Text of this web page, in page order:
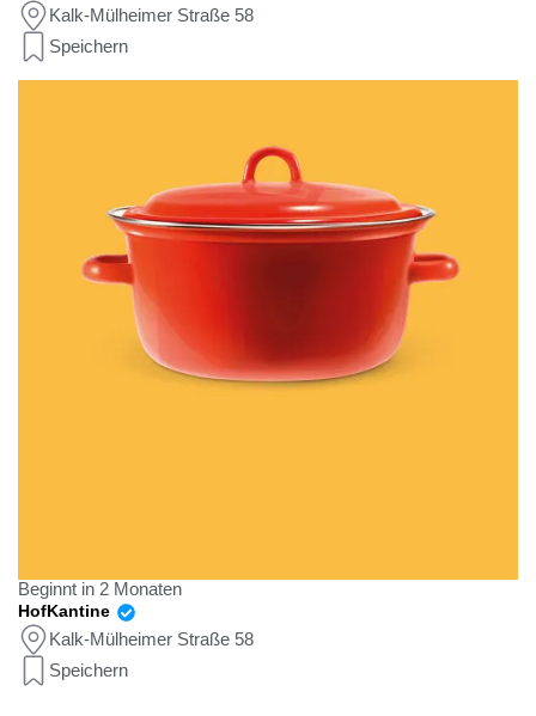
Kalk-Mülheimer Straße 58
Speichern
Beginnt in 2 Monaten
HofKantine
Kalk-Mülheimer Straße 58
Speichern